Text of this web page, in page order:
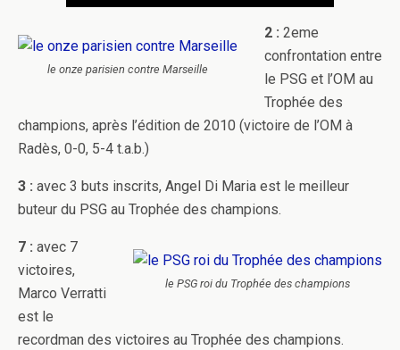
le onze parisien contre Marseille
2 : 2eme
confrontation entre
le PSG et l’OM au
Trophée des
champions, après l’édition de 2010 (victoire de l’OM à
Radès, 0-0, 5-4 t.a.b.)
3 : avec 3 buts inscrits, Angel Di Maria est le meilleur
buteur du PSG au Trophée des champions.
le PSG roi du Trophée des champions
7 : avec 7
victoires,
Marco Verratti
est le
recordman des victoires au Trophée des champions.